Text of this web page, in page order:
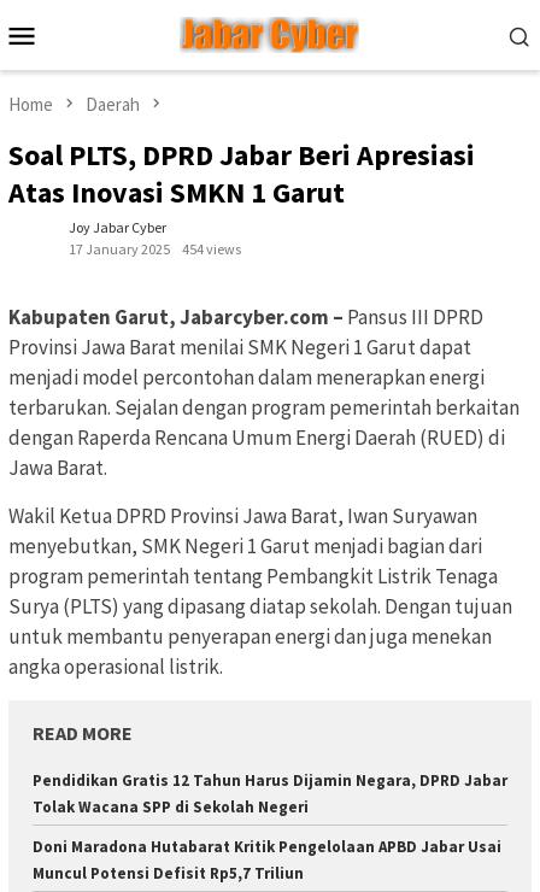
to
contentMenu
Home Daerah
Soal PLTS, DPRD Jabar Beri Apresiasi
Atas Inovasi SMKN 1 Garut
Joy Jabar Cyber
17 January 2025
454 views
Kabupaten Garut, Jabarcyber.com – Pansus III DPRD
Provinsi Jawa Barat menilai SMK Negeri 1 Garut dapat
menjadi model percontohan dalam menerapkan energi
terbarukan. Sejalan dengan program pemerintah berkaitan
dengan Raperda Rencana Umum Energi Daerah (RUED) di
Jawa Barat.
Wakil Ketua DPRD Provinsi Jawa Barat, Iwan Suryawan
menyebutkan, SMK Negeri 1 Garut menjadi bagian dari
program pemerintah tentang Pembangkit Listrik Tenaga
Surya (PLTS) yang dipasang diatap sekolah. Dengan tujuan
untuk membantu penyerapan energi dan juga menekan
angka operasional listrik.
READ MORE
Pendidikan Gratis 12 Tahun Harus Dijamin Negara, DPRD Jabar
Tolak Wacana SPP di Sekolah Negeri
Doni Maradona Hutabarat Kritik Pengelolaan APBD Jabar Usai
Muncul Potensi Defisit Rp5,7 Triliun